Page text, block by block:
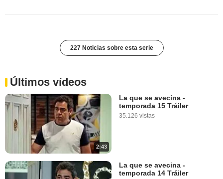
227 Noticias sobre esta serie
Últimos vídeos
2:43
La que se avecina -
temporada 15 Tráiler
35.126 vistas
La que se avecina -
temporada 14 Tráiler